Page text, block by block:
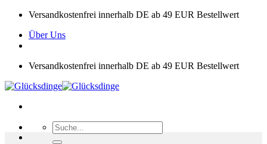
Zum
springen
Versandkostenfrei innerhalb DE ab 49 EUR Bestellwert
Über Uns
Versandkostenfrei innerhalb DE ab 49 EUR Bestellwert
Suchen
nach: